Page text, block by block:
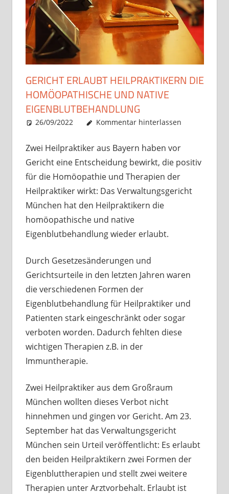
GERICHT ERLAUBT HEILPRAKTIKERN DIE
HOMÖOPATHISCHE UND NATIVE
EIGENBLUTBEHANDLUNG
26/09/2022 Christian J. Becker
Uncategorized
Kommentar hinterlassen
Zwei Heilpraktiker aus Bayern haben vor
Gericht eine Entscheidung bewirkt, die positiv
für die Homöopathie und Therapien der
Heilpraktiker wirkt: Das Verwaltungsgericht
München hat den Heilpraktikern die
homöopathische und native
Eigenblutbehandlung wieder erlaubt.
Durch Gesetzesänderungen und
Gerichtsurteile in den letzten Jahren waren
die verschiedenen Formen der
Eigenblutbehandlung für Heilpraktiker und
Patienten stark eingeschränkt oder sogar
verboten worden. Dadurch fehlten diese
wichtigen Therapien z.B. in der
Immuntherapie.
Zwei Heilpraktiker aus dem Großraum
München wollten dieses Verbot nicht
hinnehmen und gingen vor Gericht. Am 23.
September hat das Verwaltungsgericht
München sein Urteil veröffentlicht: Es erlaubt
den beiden Heilpraktikern zwei Formen der
Eigenbluttherapien und stellt zwei weitere
Therapien unter Arztvorbehalt. Erlaubt ist